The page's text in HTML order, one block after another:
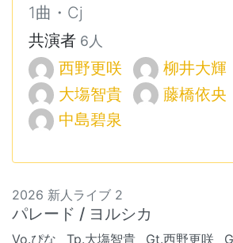
1曲・Cj
共演者 6人
西野更咲
柳井大輝
大塲智貴
藤橋依央
中島碧泉
2026 新人ライブ 2
パレード / ヨルシカ
Vo.ぴな Tp.大塲智貴 Gt.西野更咲